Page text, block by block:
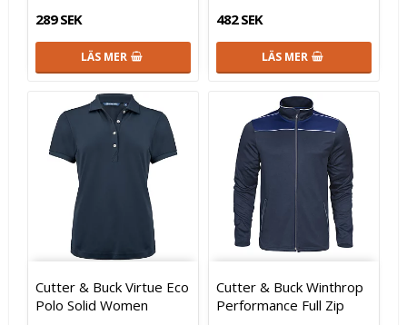
289 SEK
LÄS MER
482 SEK
LÄS MER
Cutter & Buck Virtue Eco
Polo Solid Women
Cutter & Buck Winthrop
Performance Full Zip